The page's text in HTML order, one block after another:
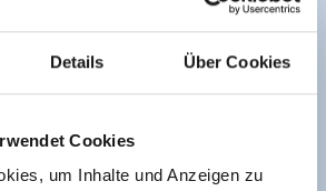
Details Über Cookies
Cookies
um Inhalte und Anzeigen zu